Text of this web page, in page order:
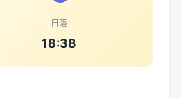
日落
18:38